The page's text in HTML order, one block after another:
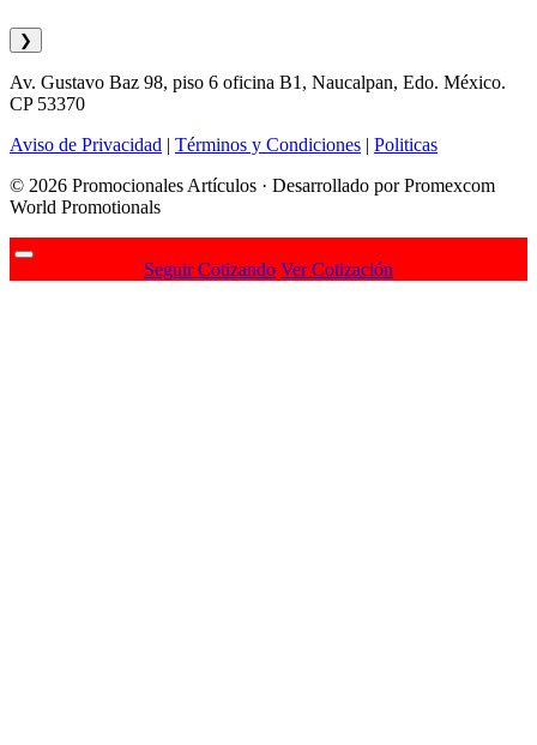
❯
Av. Gustavo Baz 98, piso 6 oficina B1, Naucalpan, Edo. México.
CP 53370
Aviso de Privacidad | Términos y Condiciones | Politicas
© 2026 Promocionales Artículos · Desarrollado por Promexcom
World Promotionals
Seguir Cotizando Ver Cotización